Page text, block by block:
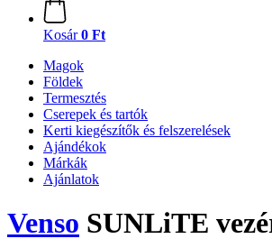
Kosár 0 Ft
Magok
Földek
Termesztés
Cserepek és tartók
Kerti kiegészítők és felszerelések
Ajándékok
Márkák
Ajánlatok
Venso SUNLiTE